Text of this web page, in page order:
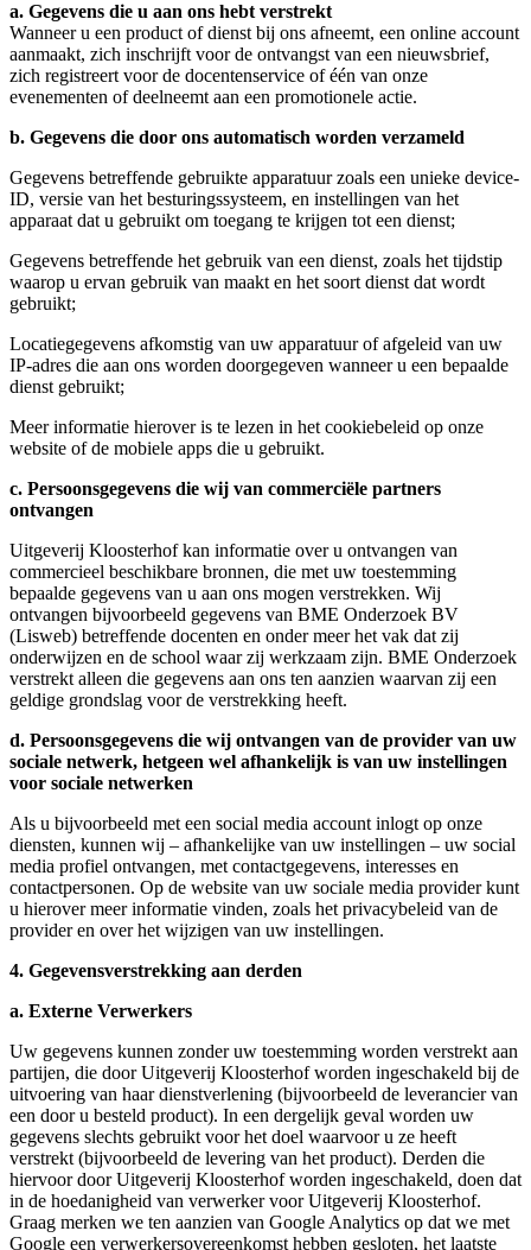
a. Gegevens die u aan ons hebt verstrekt
Wanneer u een product of dienst bij ons afneemt, een online account
aanmaakt, zich inschrijft voor de ontvangst van een nieuwsbrief,
zich registreert voor de docentenservice of één van onze
evenementen of deelneemt aan een promotionele actie.
b. Gegevens die door ons automatisch worden verzameld
Gegevens betreffende gebruikte apparatuur zoals een unieke device-
ID, versie van het besturingssysteem, en instellingen van het
apparaat dat u gebruikt om toegang te krijgen tot een dienst;
Gegevens betreffende het gebruik van een dienst, zoals het tijdstip
waarop u ervan gebruik van maakt en het soort dienst dat wordt
gebruikt;
Locatiegegevens afkomstig van uw apparatuur of afgeleid van uw
IP-adres die aan ons worden doorgegeven wanneer u een bepaalde
dienst gebruikt;
Meer informatie hierover is te lezen in het cookiebeleid op onze
website of de mobiele apps die u gebruikt.
c. Persoonsgegevens die wij van commerciële partners
ontvangen
Uitgeverij Kloosterhof kan informatie over u ontvangen van
commercieel beschikbare bronnen, die met uw toestemming
bepaalde gegevens van u aan ons mogen verstrekken. Wij
ontvangen bijvoorbeeld gegevens van BME Onderzoek BV
(Lisweb) betreffende docenten en onder meer het vak dat zij
onderwijzen en de school waar zij werkzaam zijn. BME Onderzoek
verstrekt alleen die gegevens aan ons ten aanzien waarvan zij een
geldige grondslag voor de verstrekking heeft.
d. Persoonsgegevens die wij ontvangen van de provider van uw
sociale netwerk, hetgeen wel afhankelijk is van uw instellingen
voor sociale netwerken
Als u bijvoorbeeld met een social media account inlogt op onze
diensten, kunnen wij – afhankelijke van uw instellingen – uw social
media profiel ontvangen, met contactgegevens, interesses en
contactpersonen. Op de website van uw sociale media provider kunt
u hierover meer informatie vinden, zoals het privacybeleid van de
provider en over het wijzigen van uw instellingen.
4. Gegevensverstrekking aan derden
a. Externe Verwerkers
Uw gegevens kunnen zonder uw toestemming worden verstrekt aan
partijen, die door Uitgeverij Kloosterhof worden ingeschakeld bij de
uitvoering van haar dienstverlening (bijvoorbeeld de leverancier van
een door u besteld product). In een dergelijk geval worden uw
gegevens slechts gebruikt voor het doel waarvoor u ze heeft
verstrekt (bijvoorbeeld de levering van het product). Derden die
hiervoor door Uitgeverij Kloosterhof worden ingeschakeld, doen dat
in de hoedanigheid van verwerker voor Uitgeverij Kloosterhof.
Graag merken we ten aanzien van Google Analytics op dat we met
Google een verwerkersovereenkomst hebben gesloten, het laatste